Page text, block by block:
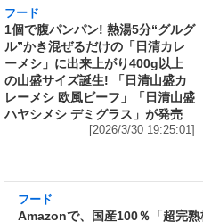
フード
1個で腹パンパン! 熱湯5分“グルグ
の山盛サイズ誕生! 「日清山盛カ
レーメシ 欧風ビーフ」「日清山盛
ハヤシメシ デミグラス」が発売